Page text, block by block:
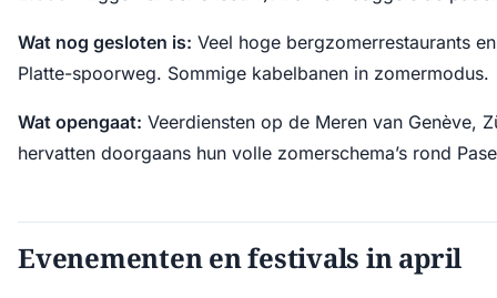
Wat nog gesloten is: Veel hoge bergzomerrestaurants
Platte-spoorweg. Sommige kabelbanen in zomermodus.
Wat opengaat: Veerdiensten op de Meren van Genève,
hervatten doorgaans hun volle zomerschema’s rond
Evenementen en festivals in april